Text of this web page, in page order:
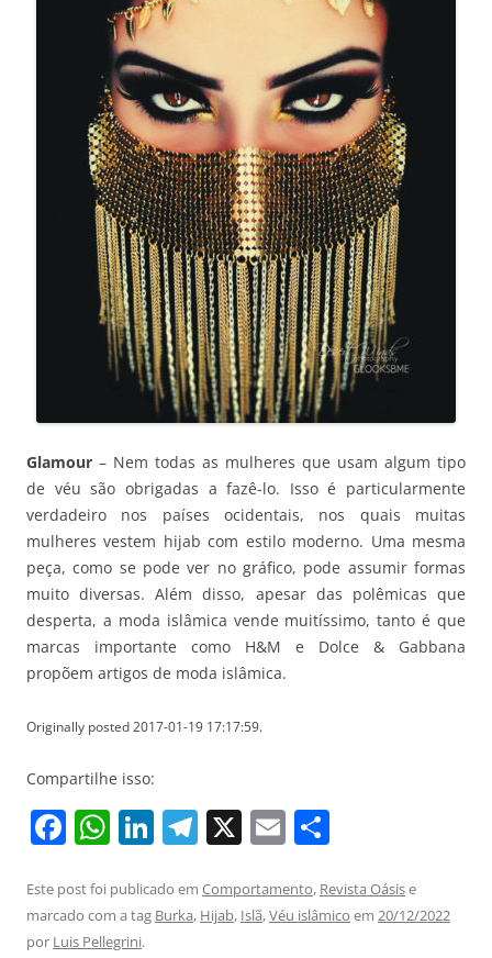
Glamour – Nem todas as mulheres que usam algum tipo
de véu são obrigadas a fazê-lo. Isso é particularmente
verdadeiro nos países ocidentais, nos quais muitas
mulheres vestem hijab com estilo moderno. Uma mesma
peça, como se pode ver no gráfico, pode assumir formas
muito diversas. Além disso, apesar das polêmicas que
desperta, a moda islâmica vende muitíssimo, tanto é que
marcas importante como H&M e Dolce & Gabbana
propõem artigos de moda islâmica.
Originally posted 2017-01-19 17:17:59.
Compartilhe isso:
F
c
e
W
at
s
Li
k
e
T
e
gr
X E
ai
l
ar
e
Este post foi publicado em Comportamento, Revista Oásise
marcado com a tag Burka, Hijab, Islã,Véu islâmico em 20/12/2022
por Luis Pellegrini.